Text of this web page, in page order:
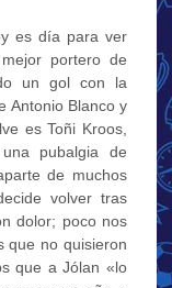
es día para ver
portero de
un gol con la
Antonio Blanco y
es Toñi Kroos,
pubalgia de
de muchos
volver tras
dolor; poco nos
que no quisieron
que a Jólan «lo